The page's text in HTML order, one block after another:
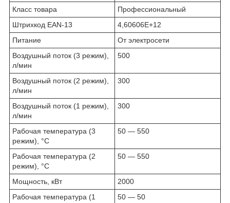
Класс товара
Профессиональный
Штрихкод EAN-13
4,60606E+12
Питание
От электросети
Воздушный поток (3 режим),
л/мин
500
Воздушный поток (2 режим),
л/мин
300
Воздушный поток (1 режим),
л/мин
300
Рабочая температура (3
режим), °C
50 — 550
Рабочая температура (2
режим), °C
50 — 550
Мощность, кВт
2000
Рабочая температура (1
50 — 50